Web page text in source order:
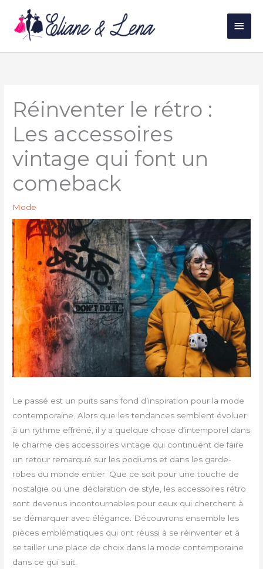
contenu
Réinventer le rétro :
Les accessoires
vintage qui font un
comeback
Mode
Le passé est un puits sans fond d’inspiration pour la mode
contemporaine. Alors que les tendances semblent évoluer
à un rythme effréné, il y a quelque chose d’intemporel dans
le charme des accessoires vintage qui continuent de faire
un retour remarqué sur les podiums et dans les garde-
robes du monde entier. Que ce soit pour une touche de
nostalgie ou une déclaration de style, les accessoires rétro
sont devenus incontournables pour ceux qui cherchent à
se démarquer avec élégance. Découvrons ensemble les
pièces emblématiques qui ont réussi à se réinventer et à
se tailler une place de choix dans la mode contemporaine
dans ce qui suit.